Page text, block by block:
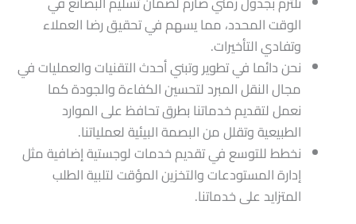
الوقت المحدد، مما يسهم في تحقيق رضا العملاء
وتفادي التأخيرات.
نحن دائما في تطوير وتبني أحدث التقنيات والعمليات في
مجال النقل المبرد لتحسين الكفاءة والجودة كما
نعمل لتقديم خدماتنا بطرق تحافظ على الموارد
الطبيعية وتقلل من البصمة البيئية لعملياتنا.
نخطط للتوسع في تقديم خدمات لوجستية إضافية مثل
إدارة المستودعات والتخزين المؤقت لتلبية الطلب
المتزايد على خدماتنا.